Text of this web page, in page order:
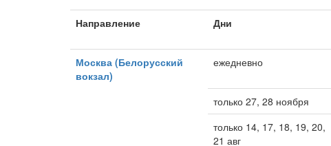
Направление Дни
Москва (Белорусский
вокзал)
ежедневно
только 27, 28 ноября
только 14, 17, 18, 19, 20,
21 авг